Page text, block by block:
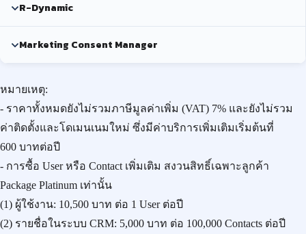
R-Dynamic
Marketing Consent Manager
หมายเหตุ:
- ราคาทั้งหมดยังไม่รวมภาษีมูลค่าเพิ่ม (VAT) 7% และยังไม่รวม
ค่าติดตั้งและโดเมนเนมใหม่ ซึ่งมีค่าบริการเพิ่มเติมเริ่มต้นที่
600 บาทต่อปี
- การซื้อ User หรือ Contact เพิ่มเติม สงวนสิทธิ์เฉพาะลูกค้า
Package Platinum เท่านั้น
(1) ผู้ใช้งาน: 10,500 บาท ต่อ 1 User ต่อปี
(2) รายชื่อในระบบ CRM: 5,000 บาท ต่อ 100,000 Contacts ต่อปี